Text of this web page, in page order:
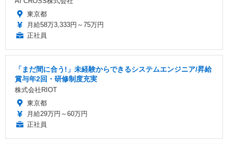
東京都
月給58万3,333円～75万円
正社員
「まだ間に合う!」未経験からできるシステムエンジニア/昇給
賞与年2回・研修制度充実
株式会社RIOT
東京都
月給29万円～60万円
正社員